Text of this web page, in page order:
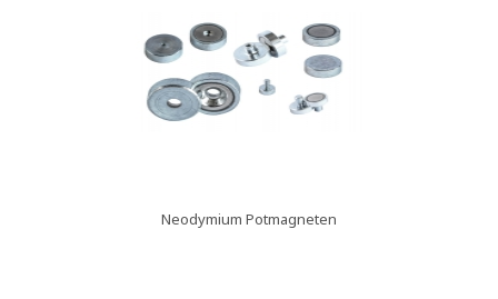
Neodymium Potmagneten